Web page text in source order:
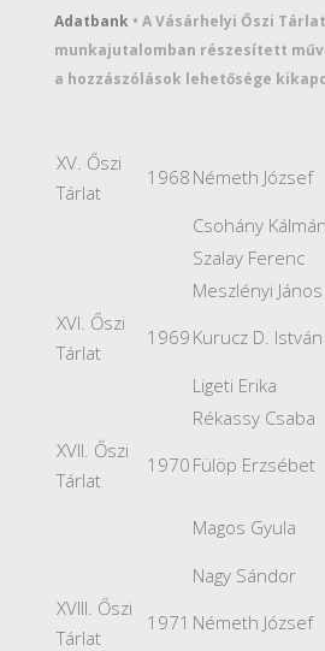
Adatbank• A Vásárhelyi Őszi
munkajutalomban részesített
a hozzászólások lehetősége
XV. Őszi
Tárlat
1968 Németh József
Csohány Kálmán
Szalay Ferenc
Meszlényi János
XVI. Őszi
Tárlat
1969 Kurucz D. István
Ligeti Erika
Rékassy Csaba
XVII. Őszi
Tárlat
1970 Fülöp Erzsébet
Magos Gyula
Nagy Sándor
XVIII. Őszi
Tárlat
1971 Németh József